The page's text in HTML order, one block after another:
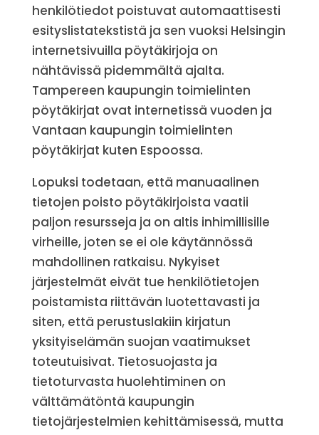
henkilötiedot poistuvat automaattisesti
esityslistatekstistä ja sen vuoksi Helsingin
internetsivuilla pöytäkirjoja on
nähtävissä pidemmältä ajalta.
Tampereen kaupungin toimielinten
pöytäkirjat ovat internetissä vuoden ja
Vantaan kaupungin toimielinten
pöytäkirjat kuten Espoossa.
Lopuksi todetaan, että manuaalinen
tietojen poisto pöytäkirjoista vaatii
paljon resursseja ja on altis inhimillisille
virheille, joten se ei ole käytännössä
mahdollinen ratkaisu. Nykyiset
järjestelmät eivät tue henkilötietojen
poistamista riittävän luotettavasti ja
siten, että perustuslakiin kirjatun
yksityiselämän suojan vaatimukset
toteutuisivat. Tietosuojasta ja
tietoturvasta huolehtiminen on
välttämätöntä kaupungin
tietojärjestelmien kehittämisessä, mutta